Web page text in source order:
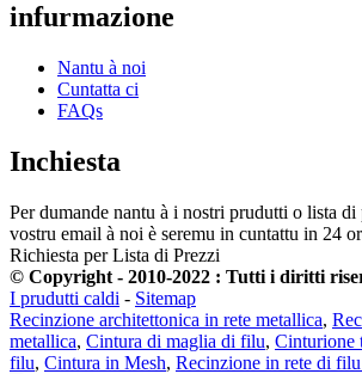
infurmazione
Nantu à noi
Cuntatta ci
FAQs
Inchiesta
Per dumande nantu à i nostri prudutti o lista di
vostru email à noi è seremu in cuntattu in 24
Richiesta per Lista di Prezzi
© Copyright - 2010-2022 : Tutti i diritti
I prudutti caldi - Sitemap
Recinzione architettonica in rete metallica,
metallica, Cintura di maglia di filu, Cinturione
filu, Cintura in Mesh, Recinzione in rete di